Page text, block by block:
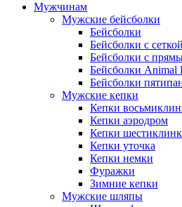
Мужчинам
Мужские бейсболки
Бейсболки
Бейсболки с сеткой
Бейсболки с
Бейсболки Animal
Бейсболки
Мужские кепки
Кепки
Кепки аэродром
Кепки
Кепки уточка
Кепки немки
Фуражки
Зимние кепки
Мужские шляпы